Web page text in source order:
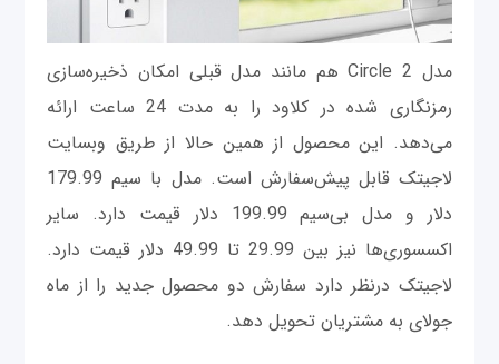
مدل Circle 2 هم مانند مدل قبلی امکان ذخیره‌سازی
رمزنگاری شده در کلاود را به مدت 24 ساعت ارائه
می‌دهد. این محصول از همین حالا از طریق وبسایت
لاجیتک قابل پیش‌سفارش است. مدل با سیم 179.99
دلار و مدل بی‌سیم 199.99 دلار قیمت دارد. سایر
اکسسوری‌ها نیز بین 29.99 تا 49.99 دلار قیمت دارد.
لاجیتک درنظر دارد سفارش دو محصول جدید را از ماه
جولای به مشتریان تحویل دهد.